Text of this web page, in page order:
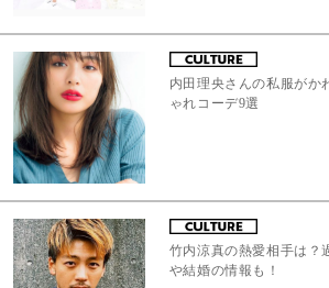
内田理央さんの私服がか
ゃれコーデ9選
竹内涼真の熱愛相手は？
や結婚の情報も！